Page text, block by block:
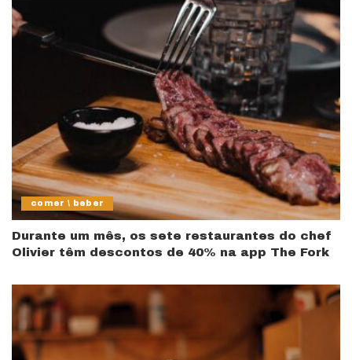
comer \ beber
Durante um mês, os sete restaurantes do chef
Olivier têm descontos de 40% na app The Fork